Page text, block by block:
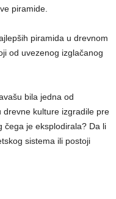
piramide.
piramida u drevnom
od uvezenog izglačanog
bila jedna od
drevne kulture izgradile pre
čega je eksplodirala? Da li
sistema ili postoji